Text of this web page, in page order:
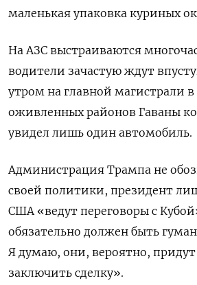
маленькая упаковка куриных
На АЗС выстраиваются
водители зачастую ждут
утром на главной магистрали
оживленных районов Гаваны
увидел лишь один автомобиль.
Администрация Трампа не
своей политики, президент
США «ведут переговоры с
обязательно должен быть
Я думаю, они, вероятно,
заключить сделку».